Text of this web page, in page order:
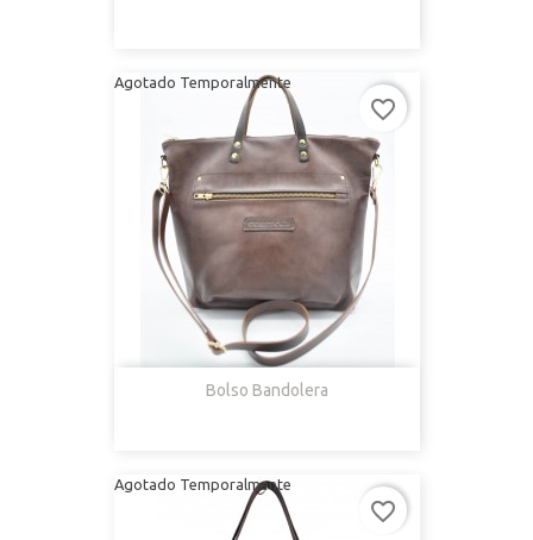
Bolso Bandolera
Agotado Temporalmente
favorite_border
Agotado Temporalmente
favorite_border